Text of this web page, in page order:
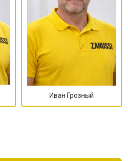
Иван Грозный